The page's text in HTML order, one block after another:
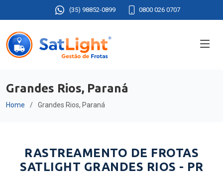
(35) 98852-0899 0800 026 0707
Grandes Rios, Paraná
Home Grandes Rios, Paraná
RASTREAMENTO DE FROTAS
SATLIGHT GRANDES RIOS - PR